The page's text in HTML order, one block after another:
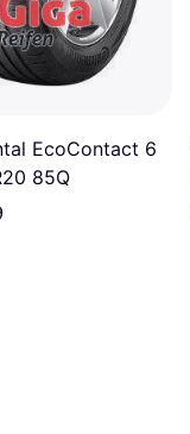
EcoContact 6
85Q